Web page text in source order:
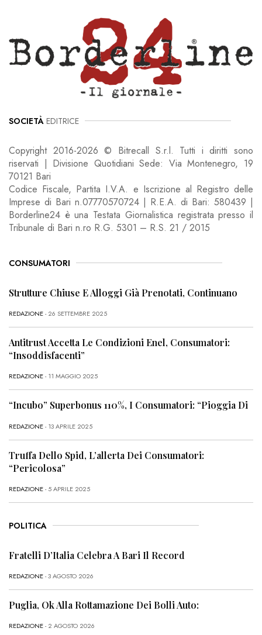
SOCIETÀ EDITRICE
Copyright 2016-2026 © Bitrecall S.r.l. Tutti i diritti sono
riservati | Divisione Quotidiani Sede: Via Montenegro, 19
70121 Bari
Codice Fiscale, Partita I.V.A. e Iscrizione al Registro delle
Imprese di Bari n.07770570724 | R.E.A. di Bari: 580439 |
Borderline24 è una Testata Giornalistica registrata presso il
Tribunale di Bari n.ro R.G. 5301 – R.S. 21 / 2015
CONSUMATORI
Strutture Chiuse E Alloggi Già Prenotati, Continuano
REDAZIONE- 26 SETTEMBRE 2025
Antitrust Accetta Le Condizioni Enel, Consumatori:
“Insoddisfacenti”
REDAZIONE- 11 MAGGIO 2025
“Incubo” Superbonus 110%, I Consumatori: “Pioggia Di
REDAZIONE- 13 APRILE 2025
Truffa Dello Spid, L’allerta Dei Consumatori:
“Pericolosa”
REDAZIONE- 5 APRILE 2025
POLITICA
Fratelli D’Italia Celebra A Bari Il Record
REDAZIONE- 3 AGOSTO 2026
Puglia, Ok Alla Rottamazione Dei Bolli Auto:
REDAZIONE- 2 AGOSTO 2026